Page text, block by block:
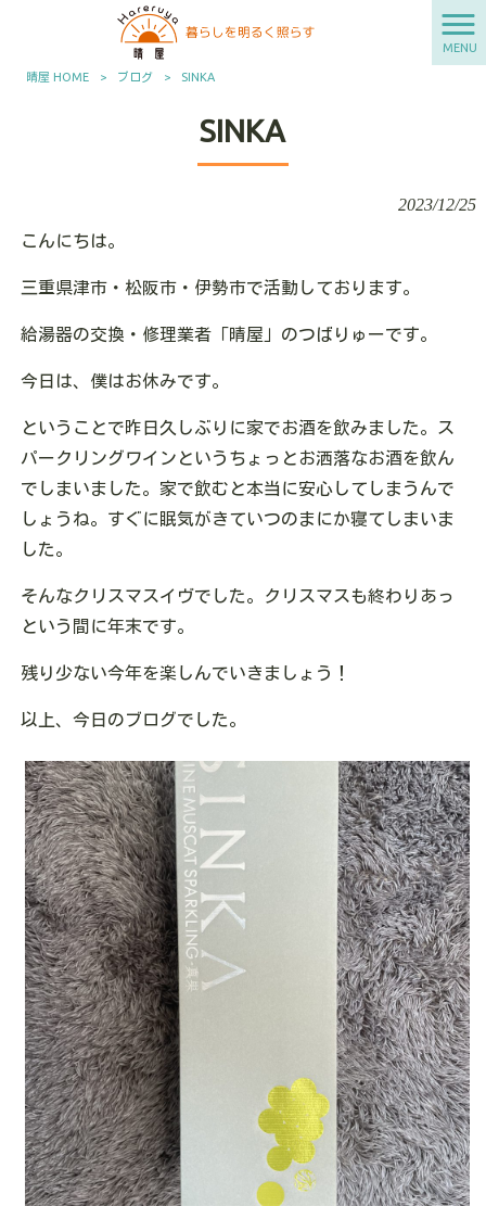
MENU
晴屋 HOME > ブログ > SINKA
SINKA
2023/12/25
こんにちは。
三重県津市・松阪市・伊勢市で活動しております。
給湯器の交換・修理業者「晴屋」のつばりゅーです。
今日は、僕はお休みです。
ということで昨日久しぶりに家でお酒を飲みました。ス
パークリングワインというちょっとお洒落なお酒を飲ん
でしまいました。家で飲むと本当に安心してしまうんで
しょうね。すぐに眠気がきていつのまにか寝てしまいま
した。
そんなクリスマスイヴでした。クリスマスも終わりあっ
という間に年末です。
残り少ない今年を楽しんでいきましょう！
以上、今日のブログでした。